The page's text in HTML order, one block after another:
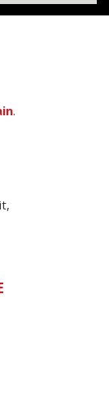
.